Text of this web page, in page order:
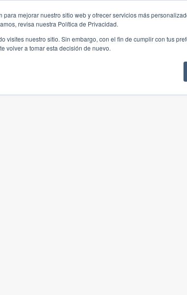
mejorar nuestro sitio web y ofrecer servicios más
revisa nuestra Política de Privacidad.
visites nuestro sitio. Sin embargo, con el fin de cumplir con tus
volver a tomar esta decisión de nuevo.